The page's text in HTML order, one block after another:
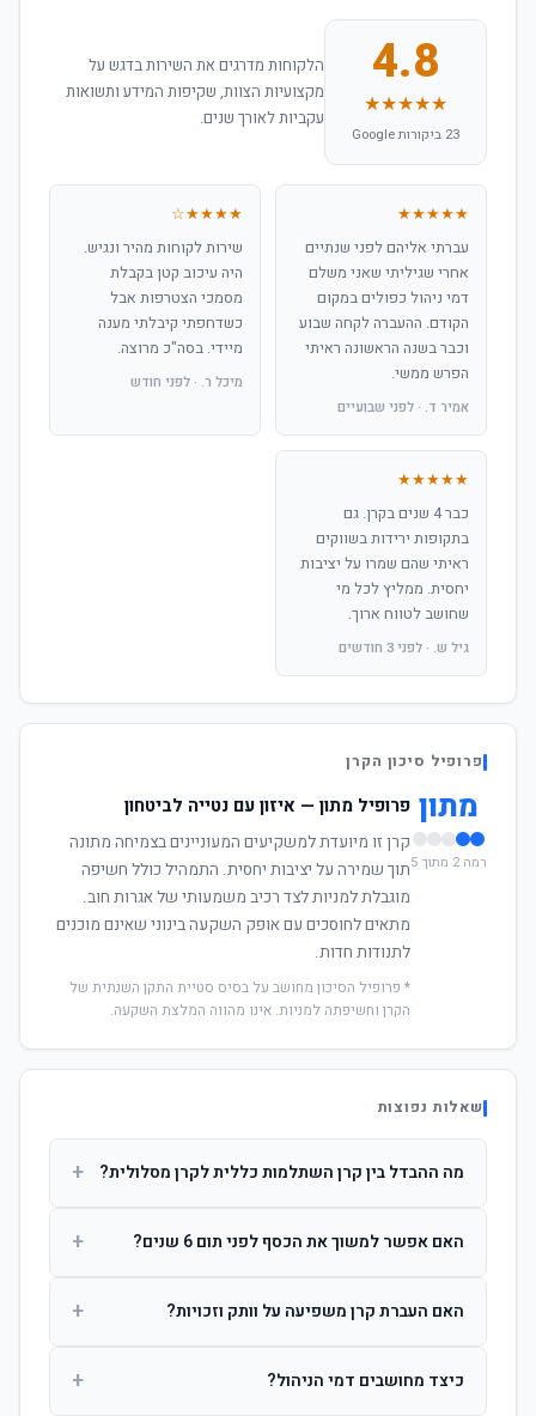
4.8
★★★★★
23 ביקורות Google
הלקוחות מדרגים את השירות בדגש על
מקצועיות הצוות, שקיפות המידע ותשואות
עקביות לאורך שנים.
★★★★★
עברתי אליהם לפני שנתיים
אחרי שגיליתי שאני משלם
דמי ניהול כפולים במקום
הקודם. ההעברה לקחה שבוע
וכבר בשנה הראשונה ראיתי
הפרש ממשי.
אמיר ד. · לפני שבועיים
★★★★☆
שירות לקוחות מהיר ונגיש.
היה עיכוב קטן בקבלת
מסמכי הצטרפות אבל
כשדחפתי קיבלתי מענה
מיידי. בסה"כ מרוצה.
מיכל ר. · לפני חודש
★★★★★
כבר 4 שנים בקרן. גם
בתקופות ירידות בשווקים
ראיתי שהם שמרו על יציבות
יחסית. ממליץ לכל מי
שחושב לטווח ארוך.
גיל ש. · לפני 3 חודשים
פרופיל סיכון הקרן
מתון
רמה 2 מתוך 5
פרופיל מתון — איזון עם נטייה לביטחון
קרן זו מיועדת למשקיעים המעוניינים בצמיחה מתונה
תוך שמירה על יציבות יחסית. התמהיל כולל חשיפה
מוגבלת למניות לצד רכיב משמעותי של אגרות חוב.
מתאים לחוסכים עם אופק השקעה בינוני שאינם מוכנים
לתנודות חדות.
* פרופיל הסיכון מחושב על בסיס סטיית התקן השנתית של
הקרן וחשיפתה למניות. אינו מהווה המלצת השקעה.
שאלות נפוצות
מה ההבדל בין קרן השתלמות כללית לקרן מסלולית? +
ההשקעות. קרן מסלולית עוקבת אחרי מדד ספציפי ומאפשרת
האם אפשר למשוך את הכסף לפני תום 6 שנים? +
הרווחים. לאחר 6 שנים ניתן למשוך פטור ממס עד לתקרה
האם העברת קרן משפיעה על וותק וזכויות? +
החברות. הוותק ממשיך להיספר מיום ההפקדה הראשונה.
כיצד מחושבים דמי הניהול? +